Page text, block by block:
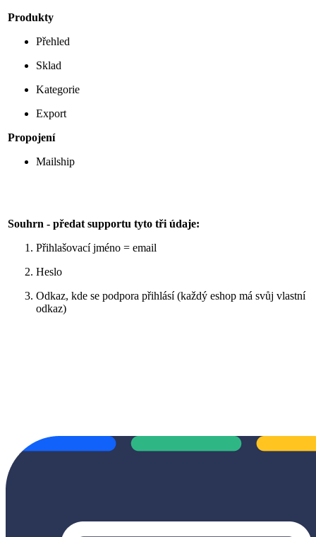
Produkty
Přehled
Sklad
Kategorie
Export
Propojení
Mailship
Souhrn - předat supportu tyto tři údaje:
Přihlašovací jméno = email
Heslo
Odkaz, kde se podpora přihlásí (každý eshop má svůj vlastní
odkaz)